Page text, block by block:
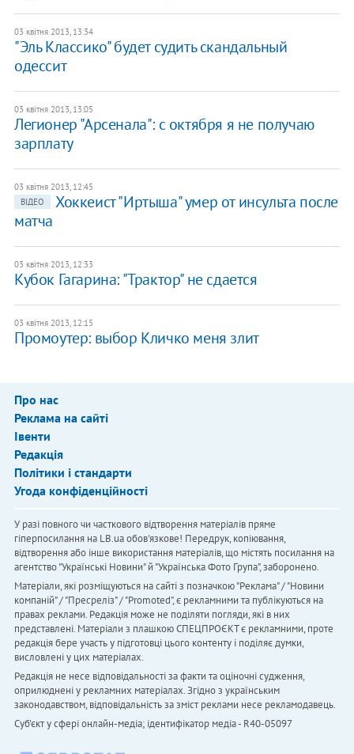
03 квітня 2013, 13:34
"Эль Классико" будет судить скандальный
одессит
03 квітня 2013, 13:05
Легионер "Арсенала": с октября я не получаю
зарплату
03 квітня 2013, 12:45
ВІДЕО
Хоккеист "Иртыша" умер от инсульта после
матча
03 квітня 2013, 12:33
Кубок Гагарина: "Трактор" не сдается
03 квітня 2013, 12:15
Промоутер: выбор Кличко меня злит
Про нас
Реклама на сайті
Івенти
Редакція
Політики і стандарти
Угода конфіденційності
У разі повного чи часткового відтворення матеріалів пряме
гіперпосилання на LB.ua обов'язкове! Передрук, копіювання,
відтворення або інше використання матеріалів, що містять посилання на
агентство "Українськi Новини" й "Українська Фото Група", заборонено.
Матеріали, які розміщуються на сайті з позначкою "Реклама" / "Новини
компаній" / "Пресреліз" / "Promoted", є рекламними та публікуються на
правах реклами. Редакція може не поділяти погляди, які в них
представлені. Матеріали з плашкою СПЕЦПРОЄКТ є рекламними, проте
редакція бере участь у підготовці цього контенту і поділяє думки,
висловлені у цих матеріалах.
Редакція не несе відповідальності за факти та оціночні судження,
оприлюднені у рекламних матеріалах. Згідно з українським
законодавством, відповідальність за зміст реклами несе рекламодавець.
Cуб'єкт у сфері онлайн-медіа; ідентифікатор медіа - R40-05097